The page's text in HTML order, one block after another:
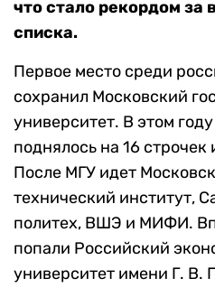
что стало рекордом за
списка.
Первое место среди
сохранил Московский
университет. В этом
поднялось на 16
После МГУ идет
технический институт,
политех, ВШЭ и МИФИ.
попали Российский
университет имени Г. В.